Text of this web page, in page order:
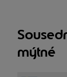
mýtné